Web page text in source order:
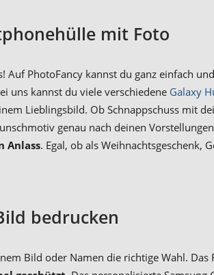
mit Foto
Auf PhotoFancy kannst du ganz einfach
uns kannst du viele verschiedene Galaxy
Lieblingsbild. Ob Schnappschuss mit
genau nach deinen
Anlass. Egal, ob als Weihnachtsgeschenk,
bedrucken
Bild oder Namen die richtige Wahl. Das